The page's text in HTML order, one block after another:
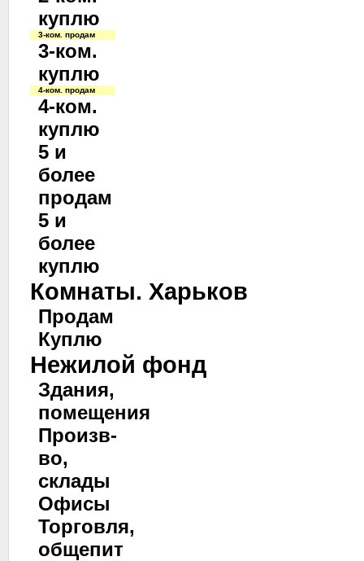
куплю
3-ком. продам
3-ком.
куплю
4-ком. продам
4-ком.
куплю
5 и
более
продам
5 и
более
куплю
Комнаты. Харьков
Продам
Куплю
Нежилой фонд
Здания,
помещения
Произв-
во,
склады
Офисы
Торговля,
общепит